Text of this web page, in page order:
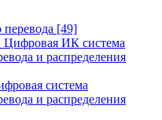
[49]
Цифровая ИК система
и распределения
система
и распределения